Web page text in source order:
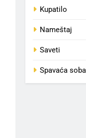
Kupatilo
Nameštaj
Saveti
Spavaća soba